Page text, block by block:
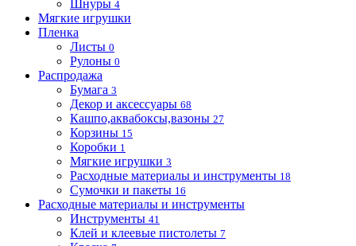
Шнуры 4
Мягкие игрушки
Пленка
Листы 0
Рулоны 0
Распродажа
Бумага 3
Декор и аксессуары 68
Кашпо,аквабоксы,вазоны 27
Корзины 15
Коробки 1
Мягкие игрушки 3
Расходные материалы и инструменты 18
Сумочки и пакеты 16
Расходные материалы и инструменты
Инструменты 41
Клей и клеевые пистолеты 7